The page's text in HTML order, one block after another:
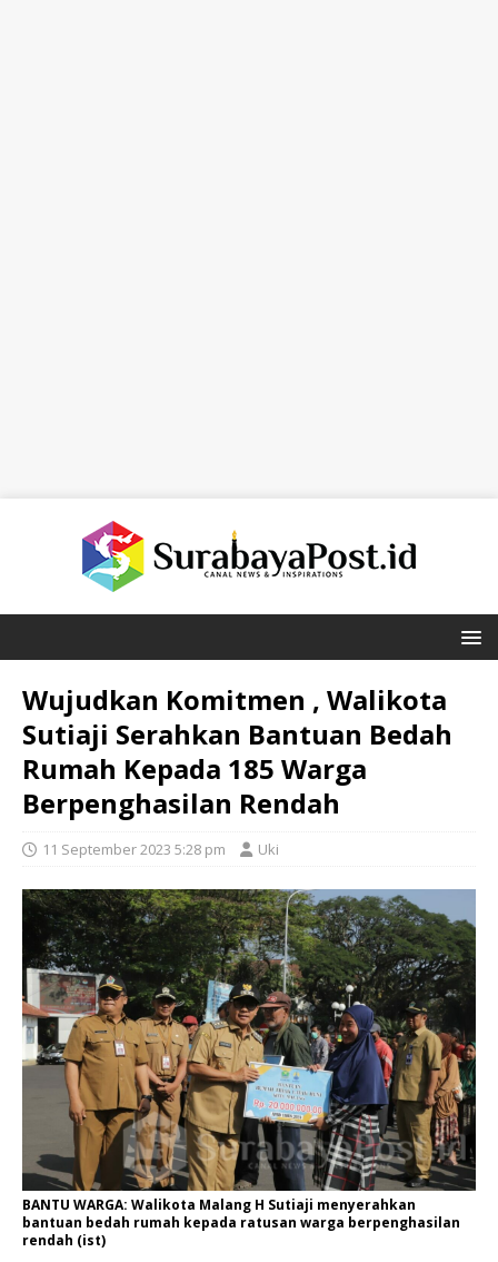
Wujudkan Komitmen , Walikota
Sutiaji Serahkan Bantuan Bedah
Rumah Kepada 185 Warga
Berpenghasilan Rendah
11 September 2023 5:28 pm Uki
BANTU WARGA: Walikota Malang H Sutiaji menyerahkan
bantuan bedah rumah kepada ratusan warga berpenghasilan
rendah (ist)